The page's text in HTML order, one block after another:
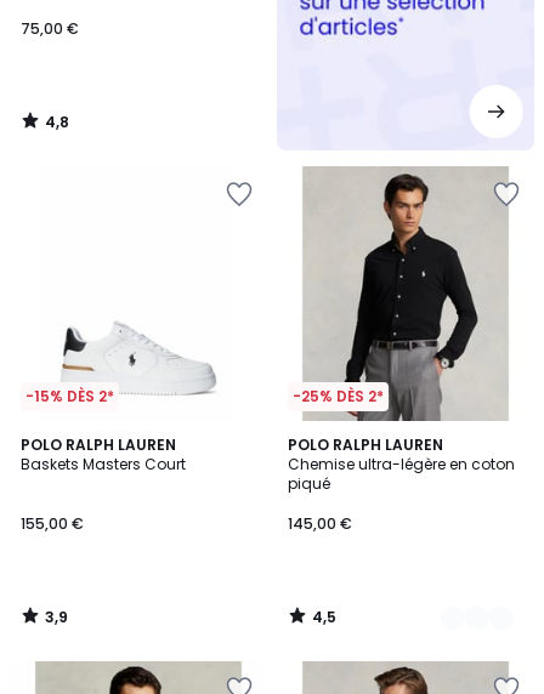
75,00 €
4,8
/
-15% DÈS 2*
POLO RALPH LAUREN
Baskets Masters Court
155,00 €
3,9
/ 5
3,9
/
-25% DÈS 2*
POLO RALPH LAUREN
Chemise ultra-légère en coton
piqué
145,00 €
4,5
/ 5
2
Couleurs
4,5
/